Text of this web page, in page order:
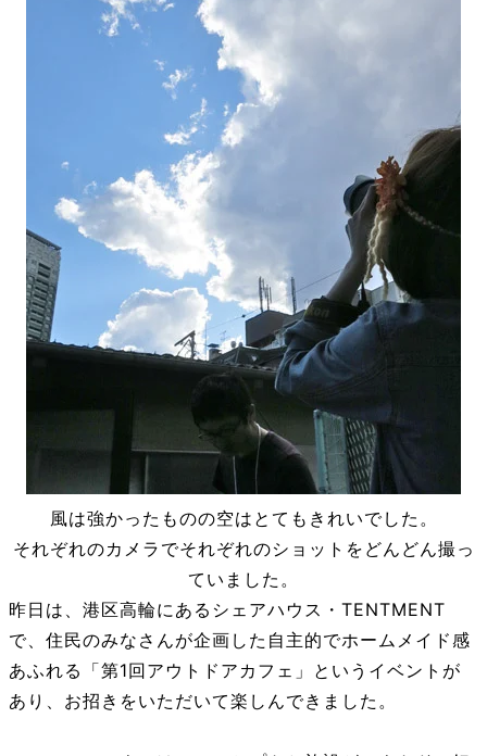
風は強かったものの空はとてもきれいでした。
それぞれのカメラでそれぞれのショットをどんどん撮っ
ていました。
昨日は、港区高輪にあるシェアハウス・TENTMENT
で、住民のみなさんが企画した自主的でホームメイド感
あふれる「第1回アウトドアカフェ」というイベントが
あり、お招きをいただいて楽しんできました。